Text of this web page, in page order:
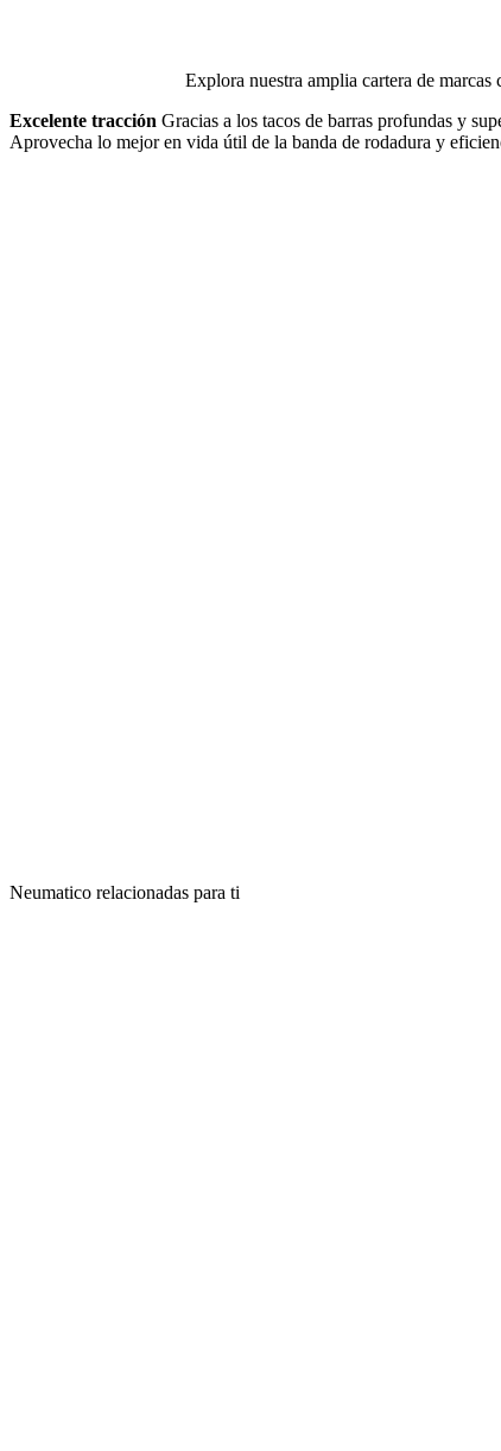
Explora nuestra amplia cartera de
Excelente tracción Gracias a los tacos de barras profundas y
Aprovecha lo mejor en vida útil de la banda de rodadura y
Neumatico relacionadas para ti